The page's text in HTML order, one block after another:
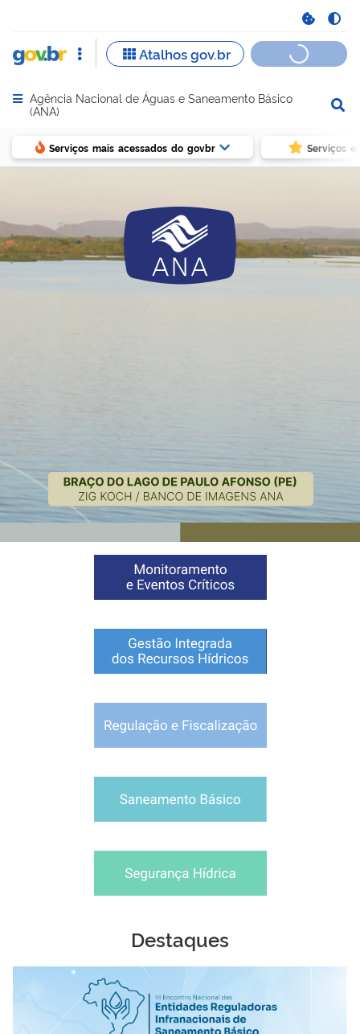
Abrir menu principal de navegação
Agência Nacional de Águas e Saneamento Básico
(ANA)
Serviços mais acessados do govbr Serviços
Destaques